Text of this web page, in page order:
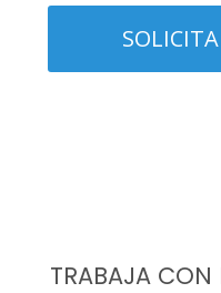
TRABAJA CON